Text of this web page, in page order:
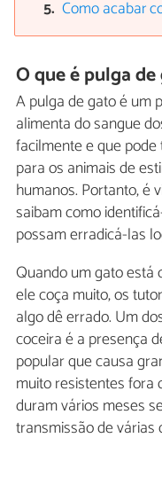
Como acabar
O que é pulga
A pulga de gato é um
alimenta do sangue
facilmente e que
para os animais de
humanos. Portanto, é
saibam como
possam erradicá-las
Quando um gato está
ele coça muito, os
algo dê errado. Um
coceira é a presença
popular que causa
muito resistentes fora
duram vários meses
transmissão de várias